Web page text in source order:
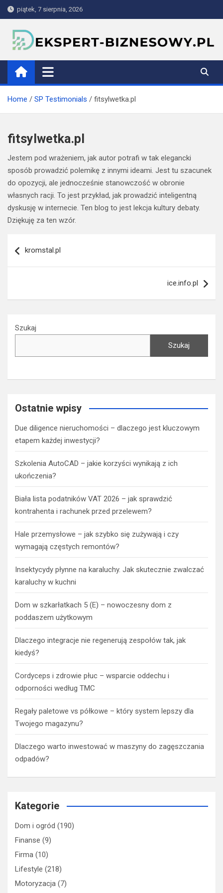
Skip
to
content
piątek, 7 sierpnia, 2026
ekspert-biznesowy.pl
Home SP Testimonials fitsylwetka.pl
fitsylwetka.pl
Jestem pod wrażeniem, jak autor potrafi w tak elegancki
sposób prowadzić polemikę z innymi ideami. Jest tu szacunek
do opozycji, ale jednocześnie stanowczość w obronie
własnych racji. To jest przykład, jak prowadzić inteligentną
dyskusję w internecie. Ten blog to jest lekcja kultury debaty.
Dziękuję za ten wzór.
wpisu
kromstal.pl
ice.info.pl
Szukaj
Szukaj
Ostatnie wpisy
Due diligence nieruchomości – dlaczego jest kluczowym
etapem każdej inwestycji?
Szkolenia AutoCAD – jakie korzyści wynikają z ich
ukończenia?
Biała lista podatników VAT 2026 – jak sprawdzić
kontrahenta i rachunek przed przelewem?
Hale przemysłowe – jak szybko się zużywają i czy
wymagają częstych remontów?
Insektycydy płynne na karaluchy. Jak skutecznie zwalczać
karaluchy w kuchni
Dom w szkarłatkach 5 (E) – nowoczesny dom z
poddaszem użytkowym
Dlaczego integracje nie regenerują zespołów tak, jak
kiedyś?
Cordyceps i zdrowie płuc – wsparcie oddechu i
odporności według TMC
Regały paletowe vs półkowe – który system lepszy dla
Twojego magazynu?
Dlaczego warto inwestować w maszyny do zagęszczania
odpadów?
Kategorie
Dom i ogród (190)
Finanse (9)
Firma (10)
Lifestyle (218)
Motoryzacja (7)